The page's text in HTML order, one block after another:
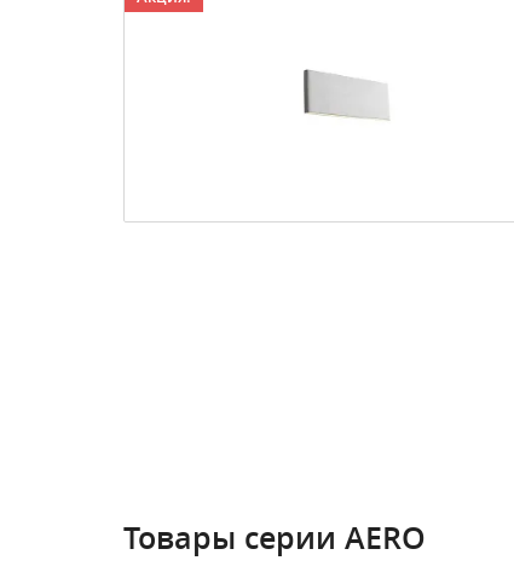
Товары серии AERO